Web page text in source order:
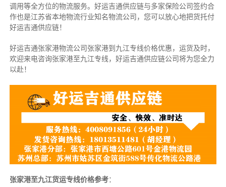
调用等全方位的物流服务。好运吉通供应链与多家保险公司签约合
作也是江苏省本地物流行业知名物流公司，您可以放心地把货托付
好运吉通供应链！
好运吉通张家港物流公司张家港到九江专线价格优惠，运货及时，
欢迎来电咨询张家港至九江专线，好运吉通供应链公司将为您全力
以赴！
张家港至九江货运专线价格参考：